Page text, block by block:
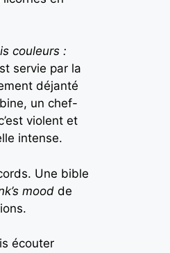
couleurs :
servie par la
déjanté
un chef-
violent et
intense.
Une bible
mood de
écouter